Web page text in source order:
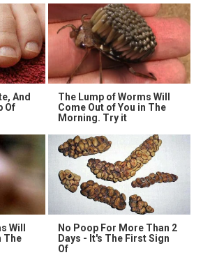
And
Of
The Lump of Worms Will
Come Out of You in The
Morning. Try it
Will
The
No Poop For More Than 2
Days - It's The First Sign
Of